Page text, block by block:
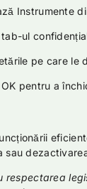
ul
pe care le
pentru a